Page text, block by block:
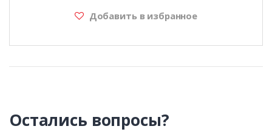
Добавить в избранное
Остались вопросы?